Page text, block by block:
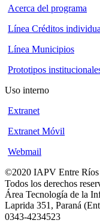
Acerca del programa
Línea Créditos
Línea Municipios
Prototipos
Uso interno
Extranet
Extranet Móvil
Webmail
©2020 IAPV Entre Ríos
Todos los derechos
Área Tecnología de la
Laprida 351, Paraná
0343-4234523